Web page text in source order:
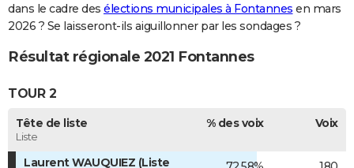
dans le cadre des élections municipales à Fontannes en mars
2026 ? Se laisseront-ils aiguillonner par les sondages ?
Résultat régionale 2021 Fontannes
TOUR 2
Tête de liste
Liste
% des voix Voix
Laurent WAUQUIEZ (Liste